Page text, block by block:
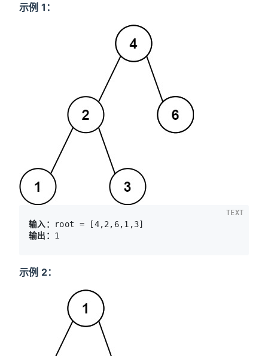
示例 1：
输入：
输出：
TEXT
示例 2：